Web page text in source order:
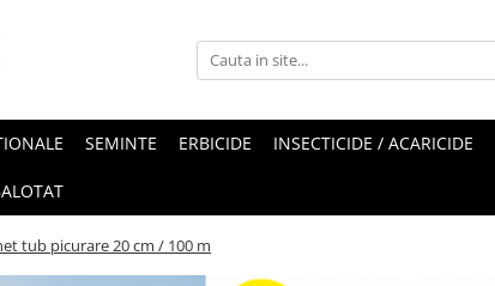
SEMINTE ERBICIDE INSECTICIDE / ACARICIDE
tub picurare 20 cm / 100 m